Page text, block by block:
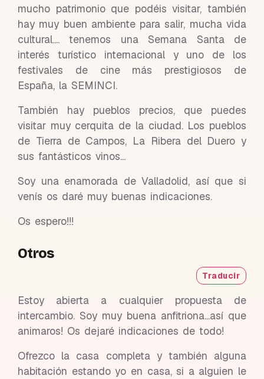
mucho patrimonio que podéis visitar, también
hay muy buen ambiente para salir, mucha vida
cultural.... tenemos una Semana Santa de
interés turístico internacional y uno de los
festivales de cine más prestigiosos de
España, la SEMINCI.
También hay pueblos precios, que puedes
visitar muy cerquita de la ciudad. Los pueblos
de Tierra de Campos, La Ribera del Duero y
sus fantásticos vinos...
Soy una enamorada de Valladolid, así que si
venís os daré muy buenas indicaciones.
Os espero!!!
Otros
Traducir
Estoy abierta a cualquier propuesta de
intercambio. Soy muy buena anfitriona...así que
animaros! Os dejaré indicaciones de todo!
Ofrezco la casa completa y también alguna
habitación estando yo en casa, si a alguien le